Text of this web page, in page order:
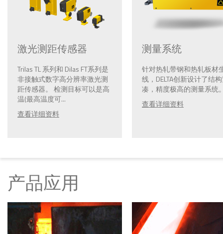
激光测距传感器
Trilas TL 系列和 Dilas FT系列是
非接触式数字高分辨率激光测
距传感器。 检测目标可以是高
温(最高温度可...
查看详细资料
测量系统
针对热轧带钢和热轧板材
线，DELTA创新设计了结
凑，精度极高的测量系统
查看详细资料
产品应用